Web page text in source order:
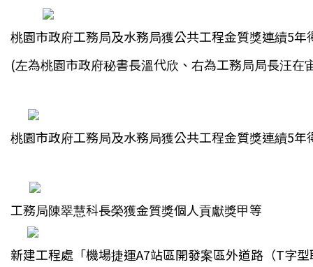
桃園市政府工務局及水務局獲公共工程金質獎連續5年
(左為桃園市政府秘書長溫代欣、右為工務局局長汪在
桃園市政府工務局及水務局獲公共工程金質獎連續5年
工務局陳翠慧科長榮獲金質獎個人貢獻獎甲等
新建工程處「機場捷運A7站區開發案區外道路（T字